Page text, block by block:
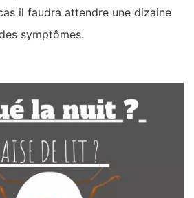
il faudra attendre une dizaine
symptômes.